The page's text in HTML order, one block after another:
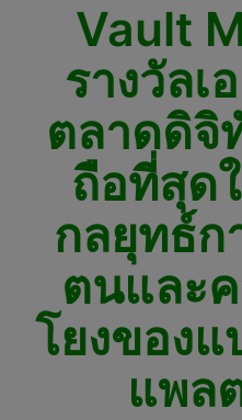
Vault
รางวัลเ
ตลาดดิจิ
ถือที่สุด
กลยุทธ์ก
ตนและ
โยงของ
แพล